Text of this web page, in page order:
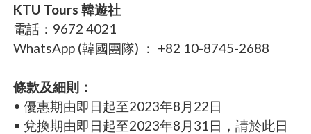
KTU Tours 韓遊社
電話：9672 4021
WhatsApp (韓國團隊) ： +82 10-8745-2688
條款及細則：
• 優惠期由即日起至2023年8月22日
• 兌換期由即日起至2023年8月31日，請於此日